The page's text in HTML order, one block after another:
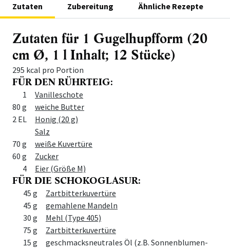
Zutaten Zubereitung Ähnliche Rezepte
Zutaten für 1 Gugelhupfform (20
cm Ø, 1 l Inhalt; 12 Stücke)
295 kcal pro Portion
FÜR DEN RÜHRTEIG:
MengeZutat
1
Vanilleschote
80 g
weiche Butter
2 EL
Honig (20 g)
Salz
70 g
weiße Kuvertüre
60 g
Zucker
4
Eier (Größe M)
FÜR DIE SCHOKOGLASUR:
MengeZutat
45 g
Zartbitterkuvertüre
45 g
gemahlene Mandeln
30 g
Mehl (Type 405)
75 g
Zartbitterkuvertüre
15 g
geschmacksneutrales Öl (z.B. Sonnenblumen-